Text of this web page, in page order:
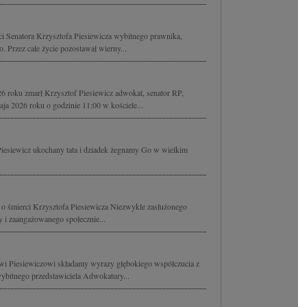
Senatora Krzysztofa Piesiewicza wybitnego prawnika,
całe życie pozostawał wierny...
zmarł Krzysztof Piesiewicz adwokat, senator RP,
2026 roku o godzinie 11:00 w kościele...
ukochany tata i dziadek żegnamy Go w wielkim
Krzysztofa Piesiewicza Niezwykle zasłużonego
społecznie...
Piesiewiczowi składamy wyrazy głębokiego współczucia z
przedstawiciela Adwokatury...